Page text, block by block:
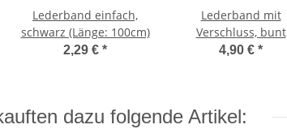
Lederband einfach,
schwarz (Länge: 100cm)
2,29 € *
Lederband mit
Verschluss, bunt
(Länge: 45cm)
4,90 € *
dazu folgende Artikel: